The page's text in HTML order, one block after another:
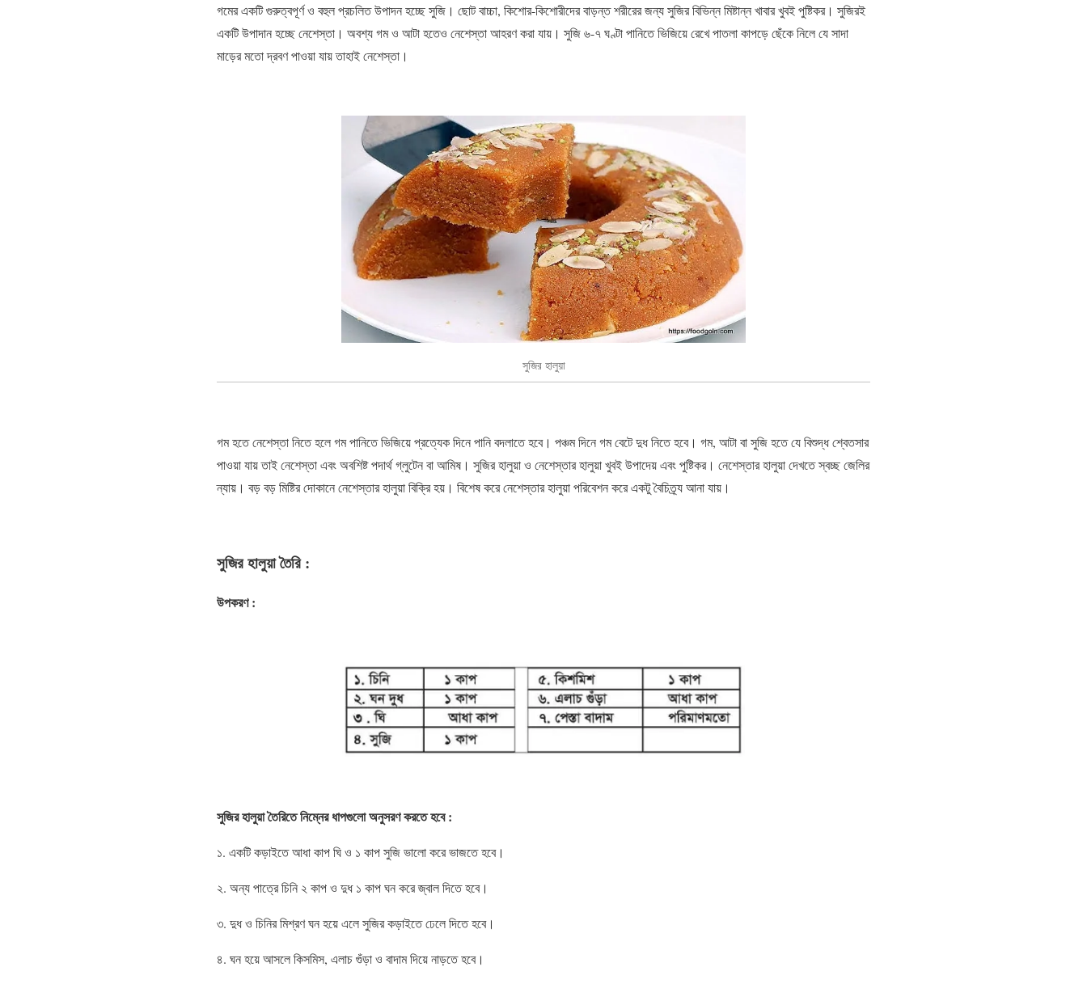
গমের একটি গুরুত্বপূর্ণ ও বহুল প্রচলিত উপাদন হচ্ছে সুজি। ছোট বাচ্চা, কিশোর-কিশোরীদের বাড়ন্ত শরীরের জন্য সুজির বিভিন্ন মিষ্টান্ন খাবার খুবই পুষ্টিকর। সুজিরই
একটি উপাদান হচ্ছে নেশেস্তা। অবশ্য গম ও আটা হতেও নেশেস্তা আহরণ করা যায়। সুজি ৬-৭ ঘণ্টা পানিতে ভিজিয়ে রেখে পাতলা কাপড়ে ছেঁকে নিলে যে সাদা
মাড়ের মতো দ্রবণ পাওয়া যায় তাহাই নেশেস্তা।
সুজির হালুয়া
গম হতে নেশেস্তা নিতে হলে গম পানিতে ভিজিয়ে প্রত্যেক দিনে পানি বদলাতে হবে। পঞ্চম দিনে গম বেটে দুধ নিতে হবে। গম, আটা বা সুজি হতে যে বিশুদ্ধ শ্বেতসার
পাওয়া যায় তাই নেশেস্তা এবং অবশিষ্ট পদার্থ গ্লুটেন বা আমিষ। সুজির হালুয়া ও নেশেস্তার হালুয়া খুবই উপাদেয় এবং পুষ্টিকর। নেশেস্তার হালুয়া দেখতে স্বচ্ছ জেলির
ন্যায়। বড় বড় মিষ্টির দোকানে নেশেস্তার হালুয়া বিক্রি হয়। বিশেষ করে নেশেস্তার হালুয়া পরিবেশন করে একটু বৈচিত্র্য আনা যায়।
সুজির হালুয়া তৈরি :
উপকরণ :
সুজির হালুয়া তৈরিতে নিম্নের ধাপগুলো অনুসরণ করতে হবে :
১. একটি কড়াইতে আধা কাপ ঘি ও ১ কাপ সুজি ভালো করে ভাজতে হবে।
২. অন্য পাত্রে চিনি ২ কাপ ও দুধ ১ কাপ ঘন করে জ্বাল দিতে হবে।
৩. দুধ ও চিনির মিশ্রণ ঘন হয়ে এলে সুজির কড়াইতে ঢেলে দিতে হবে।
৪. ঘন হয়ে আসলে কিসমিস, এলাচ গুঁড়া ও বাদাম দিয়ে নাড়তে হবে।